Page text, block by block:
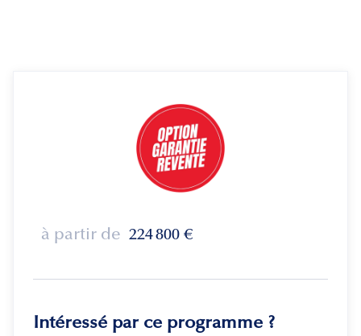
à partir de 224 800 €
Intéressé par ce programme ?